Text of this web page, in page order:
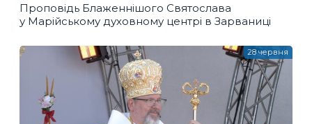
Проповідь Блаженнішого Святослава
у Марійському духовному центрі в Зарваниці
28 червня